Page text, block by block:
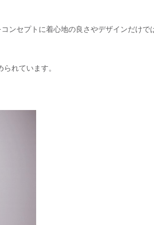
ンセプトに着心地の良さやデザインだけで
れています。